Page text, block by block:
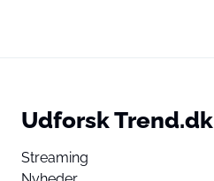
Udforsk Trend.dk
Streaming